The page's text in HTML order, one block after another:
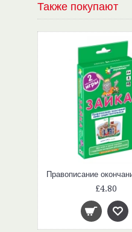
Также покупают
£4.80